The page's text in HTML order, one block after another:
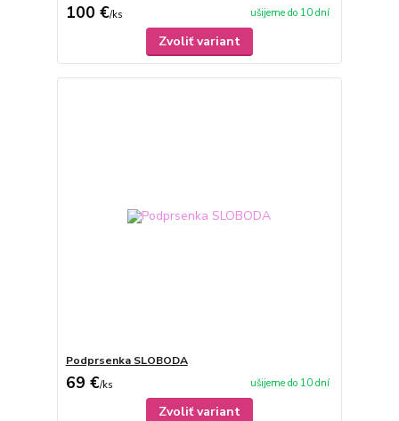
100 €/ks ušijeme do 10 dní
Zvoliť variant
Podprsenka SLOBODA
69 €/ks ušijeme do 10 dní
Zvoliť variant